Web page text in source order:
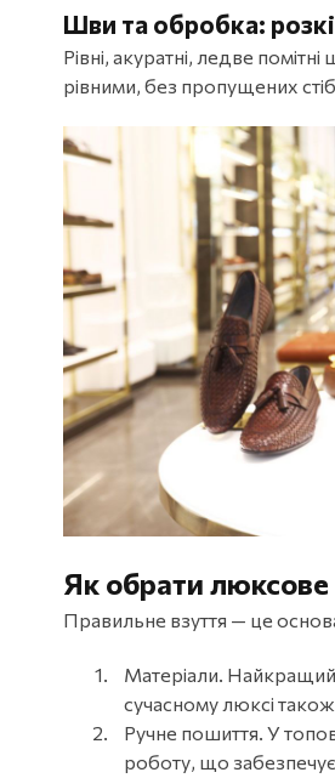
Шви та обробка:
Рівні, акуратні, ледве
рівними, без пропущених
Як обрати люксове
Правильне взуття — це
Матеріали. Найкращий
сучасному люксі також
Ручне пошиття. У
роботу, що забезпечує